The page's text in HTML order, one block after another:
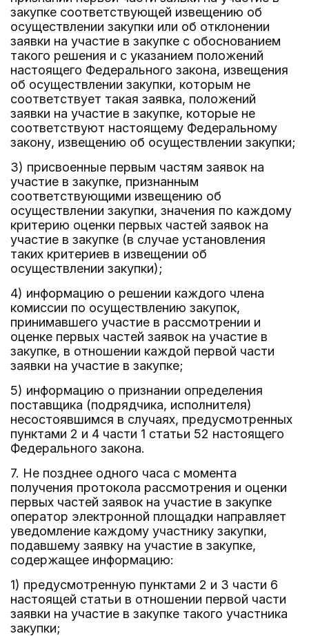
закупке соответствующей извещению об
осуществлении закупки или об отклонении
заявки на участие в закупке с обоснованием
такого решения и с указанием положений
настоящего Федерального закона, извещения
об осуществлении закупки, которым не
соответствует такая заявка, положений
заявки на участие в закупке, которые не
соответствуют настоящему Федеральному
закону, извещению об осуществлении закупки;
3) присвоенные первым частям заявок на
участие в закупке, признанным
соответствующими извещению об
осуществлении закупки, значения по каждому
критерию оценки первых частей заявок на
участие в закупке (в случае установления
таких критериев в извещении об
осуществлении закупки);
4) информацию о решении каждого члена
комиссии по осуществлению закупок,
принимавшего участие в рассмотрении и
оценке первых частей заявок на участие в
закупке, в отношении каждой первой части
заявки на участие в закупке;
5) информацию о признании определения
поставщика (подрядчика, исполнителя)
несостоявшимся в случаях, предусмотренных
пунктами 2 и 4 части 1 статьи 52 настоящего
Федерального закона.
7. Не позднее одного часа с момента
получения протокола рассмотрения и оценки
первых частей заявок на участие в закупке
оператор электронной площадки направляет
уведомление каждому участнику закупки,
подавшему заявку на участие в закупке,
содержащее информацию:
1) предусмотренную пунктами 2 и 3 части 6
настоящей статьи в отношении первой части
заявки на участие в закупке такого участника
закупки;